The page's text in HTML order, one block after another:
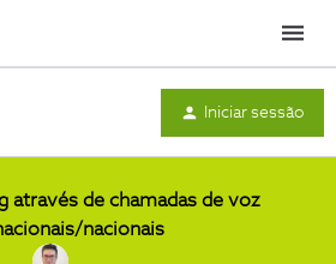
Menu
Iniciar sessão
através de chamadas de voz
nacionais